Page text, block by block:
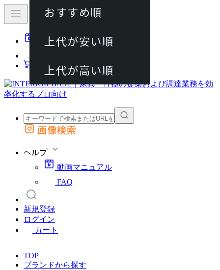
動画マニュアル
カート
外部サイトの商品をカートに追加
画像検索
ヘルプ
動画マニュアル
FAQ
新規登録
ログイン
カート
TOP
ブランドから探す
おすすめ順
上代が安い順
上代が高い順